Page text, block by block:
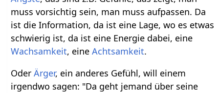
muss vorsichtig sein, man muss aufpassen. Da
ist die Information, da ist eine Lage, wo es etwas
schwierig ist, da ist eine Energie dabei, eine
Wachsamkeit, eineAchtsamkeit.
OderÄrger, ein anderes Gefühl, will einem
irgendwo sagen: "Da geht jemand über seine